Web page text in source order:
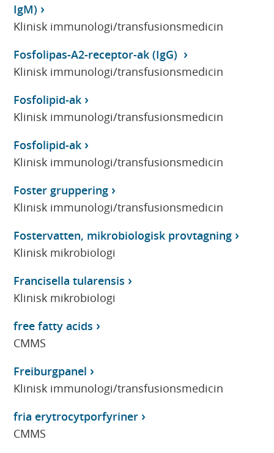
IgM)
Klinisk immunologi/transfusionsmedicin
Fosfolipas-A2-receptor-ak (IgG)
Klinisk immunologi/transfusionsmedicin
Fosfolipid-ak
Klinisk immunologi/transfusionsmedicin
Fosfolipid-ak
Klinisk immunologi/transfusionsmedicin
Foster gruppering
Klinisk immunologi/transfusionsmedicin
Fostervatten, mikrobiologisk provtagning
Klinisk mikrobiologi
Francisella tularensis
Klinisk mikrobiologi
free fatty acids
CMMS
Freiburgpanel
Klinisk immunologi/transfusionsmedicin
fria erytrocytporfyriner
CMMS